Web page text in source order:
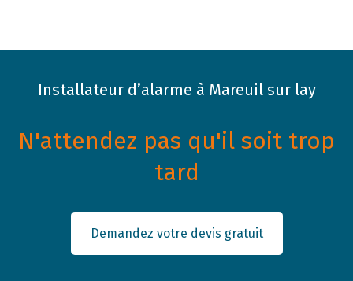
Installateur d’alarme à Mareuil sur lay
N'attendez pas qu'il soit trop
tard
Demandez votre devis gratuit